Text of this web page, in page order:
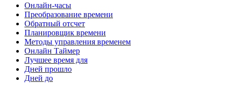
Онлайн-часы
Преобразование времени
Обратный отсчет
Планировщик времени
Методы управления временем
Онлайн Таймер
Лучшее время для
Дней прошло
Дней до